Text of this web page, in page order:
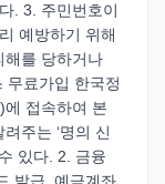
. 3. 주민번호이
예방하기 위해
해를 당하거나
무료가입 한국정
에 접속하여 본
주는 ‘명의 신
있다. 2. 금융